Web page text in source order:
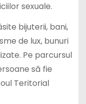
sexuale.
bijuterii, bani,
de lux, bunuri
Pe parcursul
să fie
Teritorial